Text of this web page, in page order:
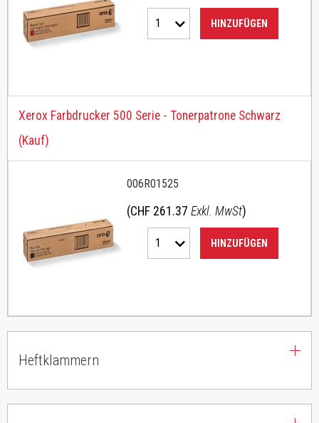
1 HINZUFÜGEN
Xerox Farbdrucker 500 Serie - Tonerpatrone Schwarz
(Kauf)
006R01525
(CHF 261.37 Exkl. MwSt)
1 HINZUFÜGEN
Heftklammern